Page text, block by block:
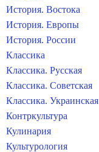
История. Востока
История. Европы
История. России
Классика
Классика. Русская
Классика. Советская
Классика. Украинская
Контркультура
Кулинария
Культурология